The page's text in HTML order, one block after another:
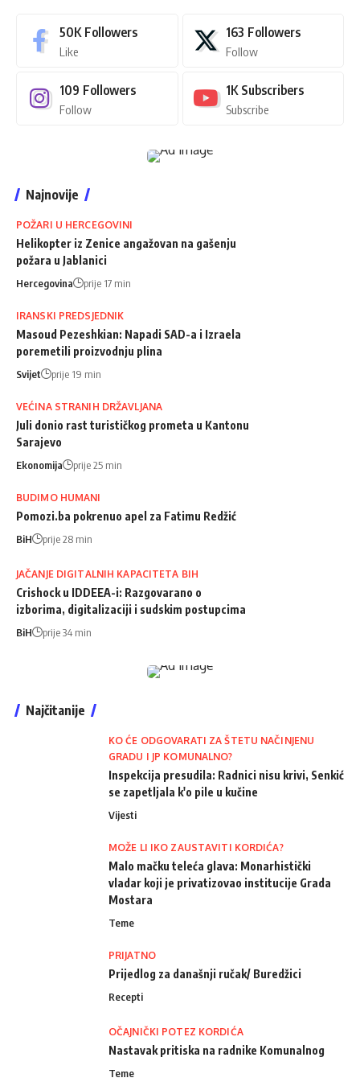
50K Followers
Like
163 Followers
Follow
109 Followers
Follow
1K Subscribers
Subscribe
Najnovije
POŽARI U HERCEGOVINI
Helikopter iz Zenice angažovan na gašenju
požara u Jablanici
Hercegovina prije 17 min
IRANSKI PREDSJEDNIK
Masoud Pezeshkian: Napadi SAD-a i Izraela
poremetili proizvodnju plina
Svijet prije 19 min
VEĆINA STRANIH DRŽAVLJANA
Juli donio rast turističkog prometa u Kantonu
Sarajevo
Ekonomija prije 25 min
BUDIMO HUMANI
Pomozi.ba pokrenuo apel za Fatimu Redžić
BiH prije 28 min
JAČANJE DIGITALNIH KAPACITETA BIH
Crishock u IDDEEA-i: Razgovarano o
izborima, digitalizaciji i sudskim postupcima
BiH prije 34 min
Najčitanije
KO ĆE ODGOVARATI ZA ŠTETU NAČINJENU
GRADU I JP KOMUNALNO?
Inspekcija presudila: Radnici nisu krivi, Senkić
se zapetljala k'o pile u kučine
Vijesti
MOŽE LI IKO ZAUSTAVITI KORDIĆA?
Malo mačku teleća glava: Monarhistički
vladar koji je privatizovao institucije Grada
Mostara
Teme
PRIJATNO
Prijedlog za današnji ručak/ Buredžici
Recepti
OČAJNIČKI POTEZ KORDIĆA
Nastavak pritiska na radnike Komunalnog
Teme